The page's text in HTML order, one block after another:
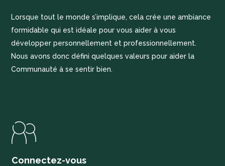
Lorsque tout le monde s’implique, cela crée une ambiance
formidable qui est idéale pour vous aider à vous
développer personnellement et professionnellement.
Nous avons donc défini quelques valeurs pour aider la
Communauté à se sentir bien.
Connectez-vous